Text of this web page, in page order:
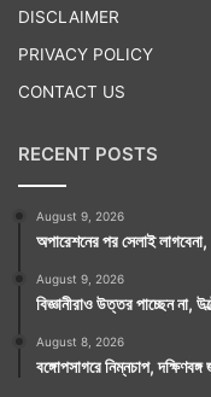
DISCLAIMER
PRIVACY POLICY
CONTACT US
RECENT POSTS
August 9, 2026
অপারেশনের পর সেলাই
August 9, 2026
বিজ্ঞানীরাও উত্তর পাচ্ছেন না,
August 8, 2026
বঙ্গোপসাগরে নিম্নচাপ,